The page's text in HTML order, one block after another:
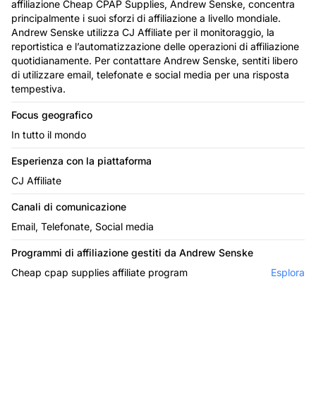
affiliazione Cheap CPAP Supplies, Andrew Senske, concentra
principalmente i suoi sforzi di affiliazione a livello mondiale.
Andrew Senske utilizza CJ Affiliate per il monitoraggio, la
reportistica e l’automatizzazione delle operazioni di affiliazione
quotidianamente. Per contattare Andrew Senske, sentiti libero
di utilizzare email, telefonate e social media per una risposta
tempestiva.
Focus geografico
In tutto il mondo
Esperienza con la piattaforma
CJ Affiliate
Canali di comunicazione
Email, Telefonate, Social media
Programmi di affiliazione gestiti da Andrew Senske
Cheap cpap supplies affiliate program
Esplora